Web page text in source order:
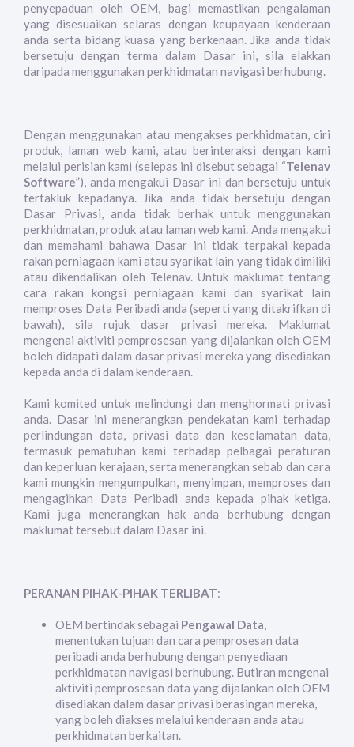
penyepaduan oleh OEM, bagi memastikan pengalaman
yang disesuaikan selaras dengan keupayaan kenderaan
anda serta bidang kuasa yang berkenaan. Jika anda tidak
bersetuju dengan terma dalam Dasar ini, sila elakkan
daripada menggunakan perkhidmatan navigasi berhubung.
Dengan menggunakan atau mengakses perkhidmatan, ciri
produk, laman web kami, atau berinteraksi dengan kami
melalui perisian kami (selepas ini disebut sebagai “Telenav
Software”), anda mengakui Dasar ini dan bersetuju untuk
tertakluk kepadanya. Jika anda tidak bersetuju dengan
Dasar Privasi, anda tidak berhak untuk menggunakan
perkhidmatan, produk atau laman web kami. Anda mengakui
dan memahami bahawa Dasar ini tidak terpakai kepada
rakan perniagaan kami atau syarikat lain yang tidak dimiliki
atau dikendalikan oleh Telenav. Untuk maklumat tentang
cara rakan kongsi perniagaan kami dan syarikat lain
memproses Data Peribadi anda (seperti yang ditakrifkan di
bawah), sila rujuk dasar privasi mereka. Maklumat
mengenai aktiviti pemprosesan yang dijalankan oleh OEM
boleh didapati dalam dasar privasi mereka yang disediakan
kepada anda di dalam kenderaan.
Kami komited untuk melindungi dan menghormati privasi
anda. Dasar ini menerangkan pendekatan kami terhadap
perlindungan data, privasi data dan keselamatan data,
termasuk pematuhan kami terhadap pelbagai peraturan
dan keperluan kerajaan, serta menerangkan sebab dan cara
kami mungkin mengumpulkan, menyimpan, memproses dan
mengagihkan Data Peribadi anda kepada pihak ketiga.
Kami juga menerangkan hak anda berhubung dengan
maklumat tersebut dalam Dasar ini.
PERANAN PIHAK-PIHAK TERLIBAT:
OEM bertindak sebagai Pengawal Data,
menentukan tujuan dan cara pemprosesan data
peribadi anda berhubung dengan penyediaan
perkhidmatan navigasi berhubung. Butiran mengenai
aktiviti pemprosesan data yang dijalankan oleh OEM
disediakan dalam dasar privasi berasingan mereka,
yang boleh diakses melalui kenderaan anda atau
perkhidmatan berkaitan.